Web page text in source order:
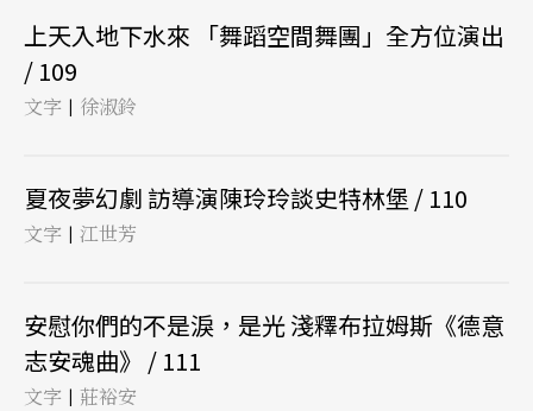
上天入地下水來 「舞蹈空間舞團」全方位演出
/ 109
文字 | 徐淑鈴
夏夜夢幻劇 訪導演陳玲玲談史特林堡 / 110
文字 | 江世芳
安慰你們的不是淚，是光 淺釋布拉姆斯《德意
志安魂曲》 / 111
文字 | 莊裕安